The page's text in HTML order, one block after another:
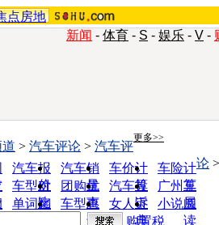
点房地
新闻 - 体育 - S - 娱乐 - V -
更多>>
汽车报
价
汽车销
量
车价计
算
车险计
算
车型对
比
团购优
惠
汽车投
诉
广州车
展
单词翻
车型查
询
女人宝
典
小说阅
读
> 汽车评论 > 汽车评
论
购置税